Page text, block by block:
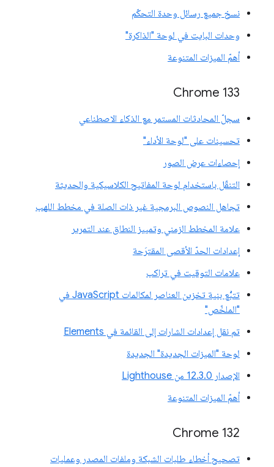
نسخ جميع رسائل وحدة التحكّم
وحدات البايت في لوحة "الذاكرة"
أهمّ الميزات المتنوعة
‫Chrome 133
سجلّ المحادثات المستمر مع الذكاء الاصطناعي
تحسينات على "لوحة الأداء"
إحصاءات عرض الصور
التنقّل باستخدام لوحة المفاتيح الكلاسيكية والحديثة
تجاهل النصوص البرمجية غير ذات الصلة في مخطط اللهب
علامة المخطط الزمني وتمييز النطاق عند التمرير
إعدادات الحدّ الأقصى المقترَحة
علامات التوقيت في تراكب
تتبُّع بنية تخزين العناصر لمكالمات JavaScript في
"الملخّص"
تم نقل إعدادات الشارات إلى القائمة في Elements
لوحة "الميزات الجديدة" الجديدة
الإصدار 12.3.0 من Lighthouse
أهمّ الميزات المتنوعة
Chrome 132
تصحيح أخطاء طلبات الشبكة وملفات المصدر وعمليات